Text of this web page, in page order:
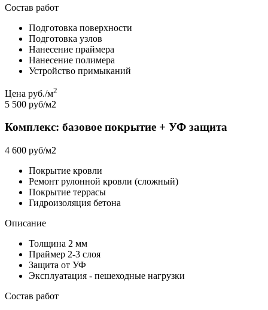
Состав работ
Подготовка поверхности
Подготовка узлов
Нанесение праймера
Нанесение полимера
Устройство примыканий
Цена руб./м2
5 500 руб/м2
Комплекс: базовое покрытие + УФ защита
4 600 руб/м2
Покрытие кровли
Ремонт рулонной кровли (сложный)
Покрытие террасы
Гидроизоляция бетона
Описание
Толщина 2 мм
Праймер 2-3 слоя
Защита от УФ
Эксплуатация - пешеходные нагрузки
Состав работ